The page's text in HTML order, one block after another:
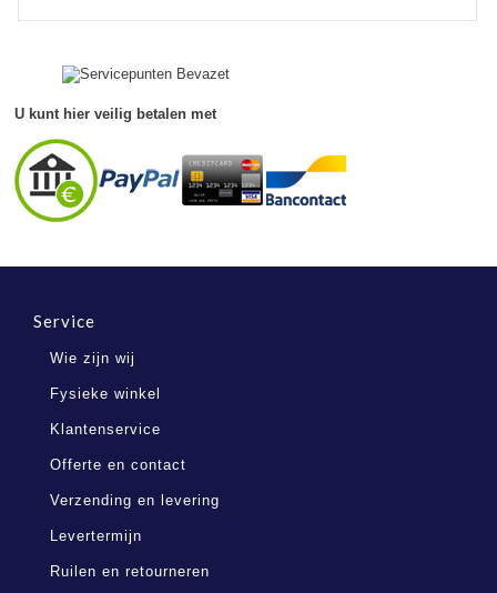
U kunt hier veilig betalen met
Service
Wie zijn wij
Fysieke winkel
Klantenservice
Offerte en contact
Verzending en levering
Levertermijn
Ruilen en retourneren